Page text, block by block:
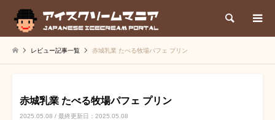
検索
レビュー記事一覧 赤城乳業 たべる牧場パフェ プリン
赤城乳業 たべる牧場パフェ プリン
2025.05.08 / 最終更新日：2025.05.08